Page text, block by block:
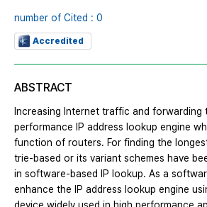
number of Cited : 0
Accredited
ABSTRACT
Increasing Internet traffic and forwarding
performance IP address lookup engine
function of routers. For finding the
trie-based or its variant schemes have
in software-based IP lookup. As a
enhance the IP address lookup engine